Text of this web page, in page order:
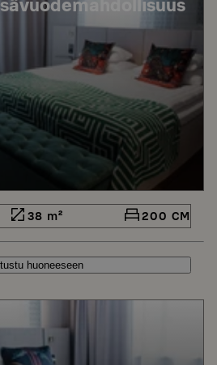
38 m² 200 CM
huoneeseen